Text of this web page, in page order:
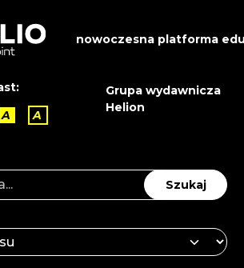
nowoczesna platforma
A A
Grupa wydawnicza
Helion
Szukaj